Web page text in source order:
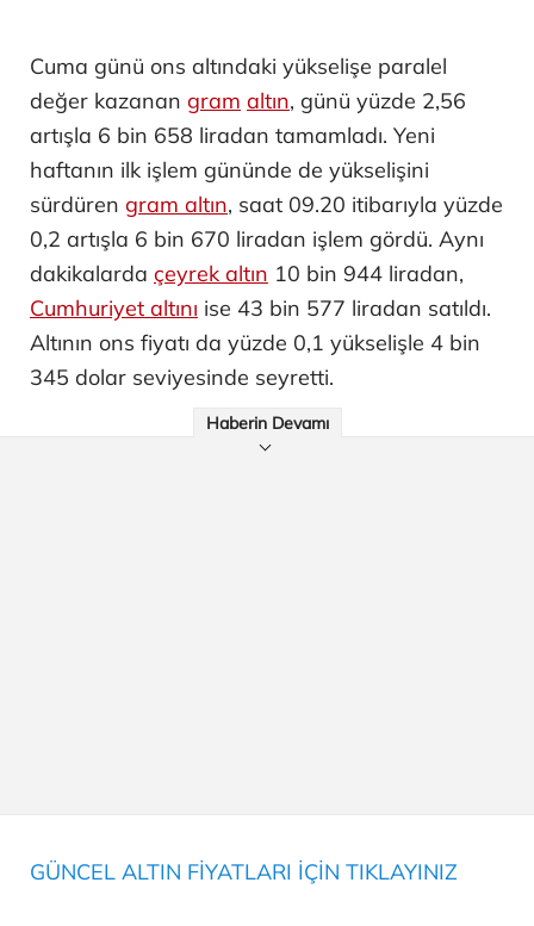
Cuma günü ons altındaki yükselişe paralel
değer kazanan gram altın, günü yüzde 2,56
artışla 6 bin 658 liradan tamamladı. Yeni
haftanın ilk işlem gününde de yükselişini
sürdüren gram altın, saat 09.20 itibarıyla yüzde
0,2 artışla 6 bin 670 liradan işlem gördü. Aynı
dakikalarda çeyrek altın 10 bin 944 liradan,
Cumhuriyet altını ise 43 bin 577 liradan satıldı.
Altının ons fiyatı da yüzde 0,1 yükselişle 4 bin
345 dolar seviyesinde seyretti.
Haberin Devamı
GÜNCEL ALTIN FİYATLARI İÇİN TIKLAYINIZ